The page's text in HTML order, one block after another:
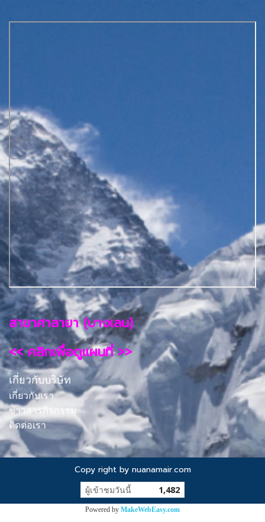
สาขาศาลายา (บางเลน)
<< คลิกเพื่อดูแผนที่ >>
เกี่ยวกับบริษัท
เกี่ยวกับเรา
ข่าวสารกิจกรรม
ติดต่อเรา
Copy right by nuanamair.com
ผู้เข้าชมวันนี้ 1,482
Powered by MakeWebEasy.com